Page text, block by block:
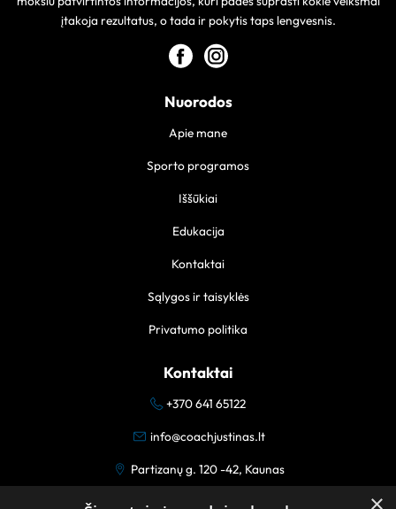
įtakoja rezultatus, o tada ir pokytis taps lengvesnis.
Nuorodos
Apie mane
Sporto programos
Iššūkiai
Edukacija
Kontaktai
Sąlygos ir taisyklės
Privatumo politika
Kontaktai
+370 641 65122
info@coachjustinas.lt
Partizanų g. 120 -42, Kaunas